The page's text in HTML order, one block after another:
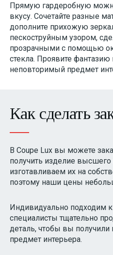
Прямую гардеробную
вкусу. Сочетайте разные
дополните прихожую
пескоструйным узором,
прозрачными с помощью
стекла. Проявите фантазию
неповторимый предмет
Как сделать
В Coupe Lux вы можете
получить изделие
изготавливаем их на
поэтому наши цены
Индивидуально подходим
специалисты тщательно
деталь, чтобы вы
предмет интерьера.